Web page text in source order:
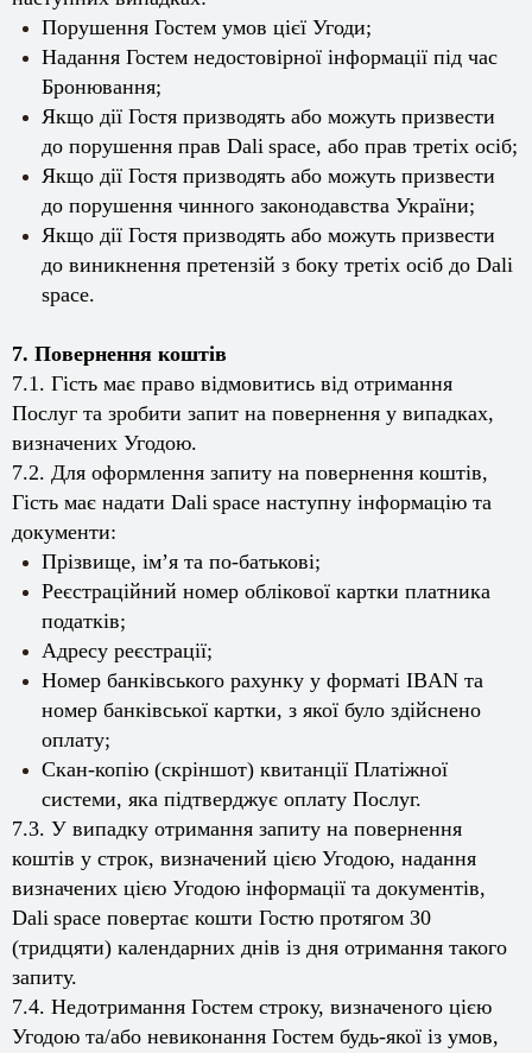
Порушення Гостем умов цієї Угоди;
Надання Гостем недостовірної інформації під час
Бронювання;
Якщо дії Гостя призводять або можуть призвести
до порушення прав Dali space, або прав третіх осіб;
Якщо дії Гостя призводять або можуть призвести
до порушення чинного законодавства України;
Якщо дії Гостя призводять або можуть призвести
до виникнення претензій з боку третіх осіб до Dali
space.
7. Повернення коштів
7.1. Гість має право відмовитись від отримання
Послуг та зробити запит на повернення у випадках,
визначених Угодою.
7.2. Для оформлення запиту на повернення коштів,
Гість має надати Dali space наступну інформацію та
документи:
Прізвище, ім’я та по-батькові;
Реєстраційний номер облікової картки платника
податків;
Адресу реєстрації;
Номер банківського рахунку у форматі IBAN та
номер банківської картки, з якої було здійснено
оплату;
Скан-копію (скріншот) квитанції Платіжної
системи, яка підтверджує оплату Послуг.
7.3. У випадку отримання запиту на повернення
коштів у строк, визначений цією Угодою, надання
визначених цією Угодою інформації та документів,
Dali space повертає кошти Гостю протягом 30
(тридцяти) календарних днів із дня отримання такого
запиту.
7.4. Недотримання Гостем строку, визначеного цією
Угодою та/або невиконання Гостем будь-якої із умов,